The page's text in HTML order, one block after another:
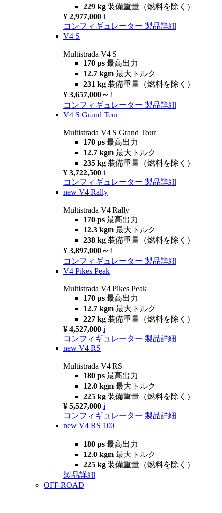
229 kg 装備重量（燃料を除く）
¥ 2,977,000 i
コンフィギュレーター 製品詳細
V4 S
Multistrada V4 S
170 ps 最高出力
12.7 kgm 最大トルク
231 kg 装備重量（燃料を除く）
¥ 3,657,000～ i
コンフィギュレーター 製品詳細
V4 S Grand Tour
Multistrada V4 S Grand Tour
170 ps 最高出力
12.7 kgm 最大トルク
235 kg 装備重量（燃料を除く）
¥ 3,722,500 i
コンフィギュレーター 製品詳細
new V4 Rally
Multistrada V4 Rally
170 ps 最高出力
12.3 kgm 最大トルク
238 kg 装備重量（燃料を除く）
¥ 3,897,000～ i
コンフィギュレーター 製品詳細
V4 Pikes Peak
Multistrada V4 Pikes Peak
170 ps 最高出力
12.7 kgm 最大トルク
227 kg 装備重量（燃料を除く）
¥ 4,527,000 i
コンフィギュレーター 製品詳細
new V4 RS
Multistrada V4 RS
180 ps 最高出力
12.0 kgm 最大トルク
225 kg 装備重量（燃料を除く）
¥ 5,527,000 i
コンフィギュレーター 製品詳細
new V4 RS 100
180 ps 最高出力
12.0 kgm 最大トルク
225 kg 装備重量（燃料を除く）
製品詳細
OFF-ROAD